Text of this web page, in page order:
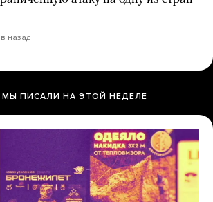
назад
МЫ ПИСАЛИ НА ЭТОЙ НЕДЕЛЕ